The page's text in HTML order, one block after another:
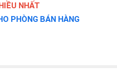
NHẤT
PHÒNG BÁN HÀNG